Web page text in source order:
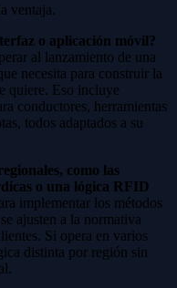
ventaja.
o aplicación móvil?
al lanzamiento de una
necesita para construir la
quiere. Eso incluye
conductores, herramientas
todos adaptados a su
como las
o una lógica RFID
implementar los métodos
ajusten a la normativa
Si opera en varios
distinta por región sin